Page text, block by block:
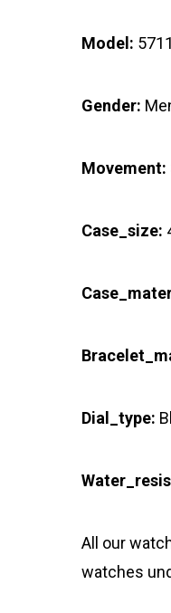
Model:
Gender:
Movement:
Case_size:
Dial_type:
All our
watches